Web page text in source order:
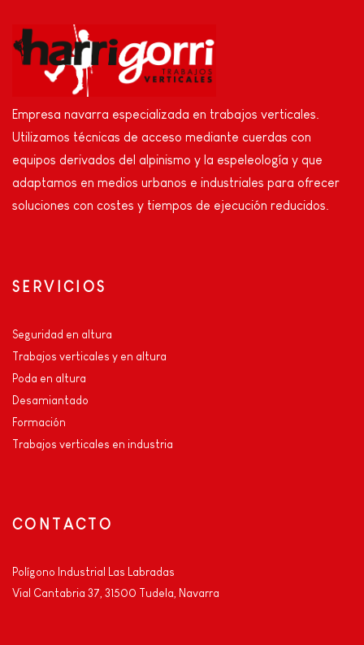
Empresa navarra especializada en trabajos verticales.
Utilizamos técnicas de acceso mediante cuerdas con
equipos derivados del alpinismo y la espeleología y que
adaptamos en medios urbanos e industriales para ofrecer
soluciones con costes y tiempos de ejecución reducidos.
SERVICIOS
Seguridad en altura
Trabajos verticales y en altura
Poda en altura
Desamiantado
Formación
Trabajos verticales en industria
CONTACTO
Polígono Industrial Las Labradas
Vial Cantabria 37, 31500 Tudela, Navarra